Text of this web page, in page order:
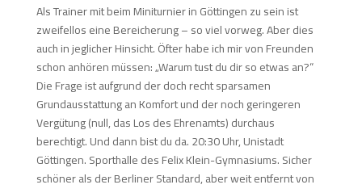
Als Trainer mit beim Miniturnier in Göttingen zu sein ist
zweifellos eine Bereicherung – so viel vorweg. Aber dies
auch in jeglicher Hinsicht. Öfter habe ich mir von Freunden
schon anhören müssen: „Warum tust du dir so etwas an?“
Die Frage ist aufgrund der doch recht sparsamen
Grundausstattung an Komfort und der noch geringeren
Vergütung (null, das Los des Ehrenamts) durchaus
berechtigt. Und dann bist du da. 20:30 Uhr, Unistadt
Göttingen. Sporthalle des Felix Klein-Gymnasiums. Sicher
schöner als der Berliner Standard, aber weit entfernt von